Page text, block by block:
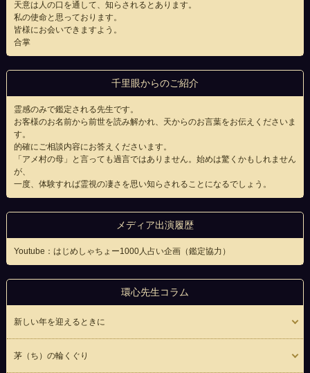
天意は人の口を通して、知らされるとあります。
私の使命と思っております。
皆様にお会いできますよう。
合掌
千里眼からのご紹介
霊感のみで鑑定される先生です。
お客様のお名前から前世を読み解かれ、天からのお言葉をお伝えくださいま
す。
的確にご相談内容にお答えくださいます。
「アメ村の母」と言っても過言ではありません。始めは驚くかもしれません
が、
一度、体験すれば霊視の凄さを思い知らされることになるでしょう。
メディア出演履歴
Youtube：はじめしゃちょー1000人占い企画（鑑定協力）
環心先生コラム
新しい年を迎えるときに
茅（ち）の輪くぐり